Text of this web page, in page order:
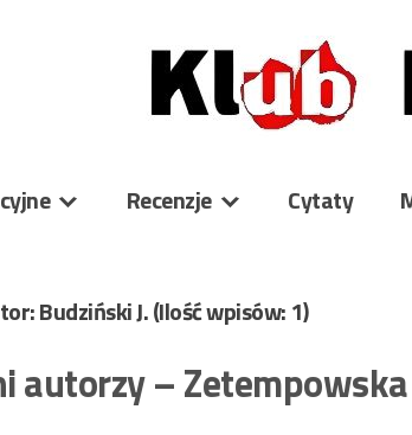
Recenzje Cytaty
Budziński J.(Ilość wpisów: 1)
autorzy –